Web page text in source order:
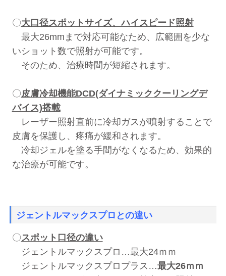
〇大口径スポットサイズ、ハイスピード照射
最大26mmまで対応可能なため、広範囲を少な
いショット数で照射が可能です。
そのため、治療時間が短縮されます。
〇皮膚冷却機能DCD(ダイナミッククーリングデ
バイス)搭載
レーザー照射直前に冷却ガスが噴射することで
皮膚を保護し、疼痛が緩和されます。
冷却ジェルを塗る手間がなくなるため、効果的
な治療が可能です。
ジェントルマックスプロとの違い
〇スポット口径の違い
ジェントルマックスプロ…最大24ｍｍ
ジェントルマックスプロプラス…最大26ｍｍ